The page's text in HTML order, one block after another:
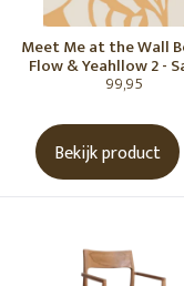
Meet Me at the Wall
Flow & Yeahllow 2 -
van Vessem
99,95
Bekijk product